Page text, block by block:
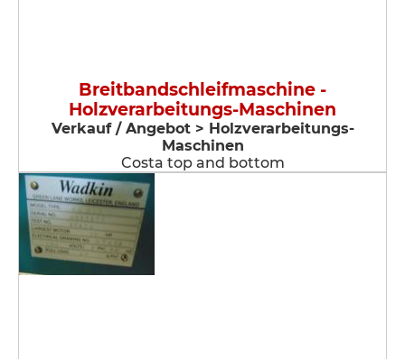
Breitbandschleifmaschine -
Holzverarbeitungs-Maschinen
Verkauf / Angebot > Holzverarbeitungs-
Maschinen
Costa top and bottom